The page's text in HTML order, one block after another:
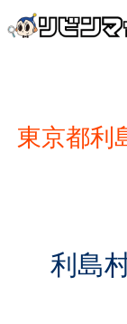
東京都利
利島